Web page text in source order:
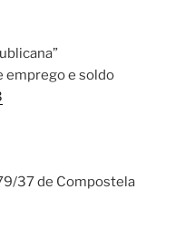
emprego e soldo
37 de Compostela